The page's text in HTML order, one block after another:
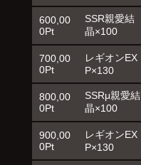
600,00
0Pt
SSR親愛結
晶×100
700,00
0Pt
レギオンEX
P×130
800,00
0Pt
SSRμ親愛結
晶×100
900,00
0Pt
レギオンEX
P×130